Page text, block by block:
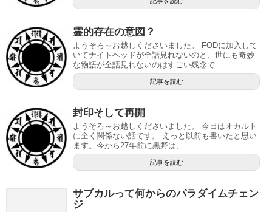
霊的存在の意図？
ようそろ～お越しくださいました。 FODに加入して
いてナイトヘッドが全話見れないのと、世にも奇妙
な物語が全話見れないのはすごい残念で...
記事を読む
封印そして再開
ようそろ～お越しくださいました。 今日はオカルト
に全く関係ない話です。 えっと以前も書いたと思い
ます。今から27年前に黒野は、...
記事を読む
サブカルって何からのパラダイムチェン
ジ